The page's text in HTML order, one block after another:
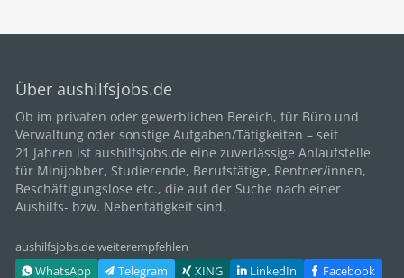
Über aushilfsjobs.de
Ob im privaten oder gewerblichen Bereich, für Büro und
Verwaltung oder sonstige Aufgaben/Tätigkeiten – seit
21 Jahren ist aushilfsjobs.de eine zuverlässige Anlaufstelle
für Minijobber, Studierende, Berufstätige, Rentner/innen,
Beschäftigungslose etc., die auf der Suche nach einer
Aushilfs- bzw. Nebentätigkeit sind.
aushilfsjobs.de weiterempfehlen
WhatsApp
Telegram XING LinkedIn Facebook